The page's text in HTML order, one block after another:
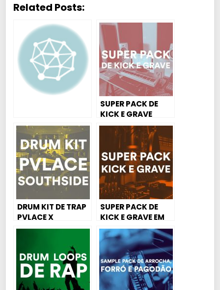
Related Posts:
SUPER PACK DE
KICK E GRAVE
PARA FUNK
MANDELÃO, FUNK
RAVE, MAGRÃO E
AGRESSIVO
DRUM KIT DE TRAP
PVLACE X
SOUTHSIDE WAV
SUPER PACK DE
KICK E GRAVE EM
ALTA QUALIDADE
PARA FUNK
MANDELÃO E TRAP
FUNK